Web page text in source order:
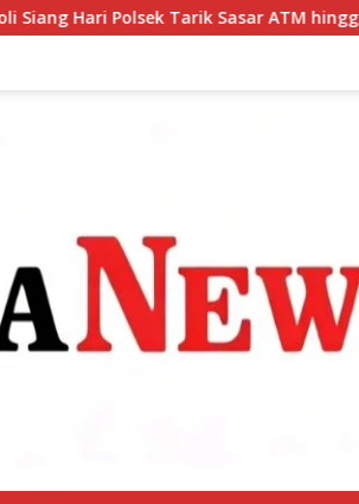
Sasar ATM hingga Pertokoan, Warga